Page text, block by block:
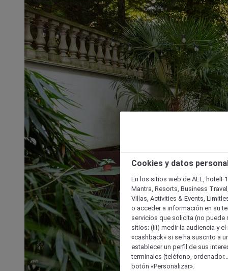
Cookies y datos
En los sitios web de ALL,
Mantra, Resorts, Business
Villas, Activities & Events,
o acceder a información en su
servicios que solicita (no puede
sitios; (iii) medir la audiencia y
«cashback» si se ha suscrito a
establecer un perfil de sus
terminales (teléfono,
botón «Personalizar».